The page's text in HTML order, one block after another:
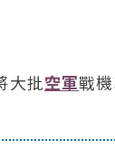
大批空軍戰